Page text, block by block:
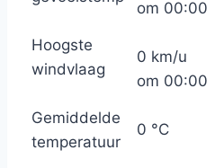
Hoogste
windvlaag
Gemiddelde
temperatuur
om 00:00
0 km/u
om 00:00
0 °C